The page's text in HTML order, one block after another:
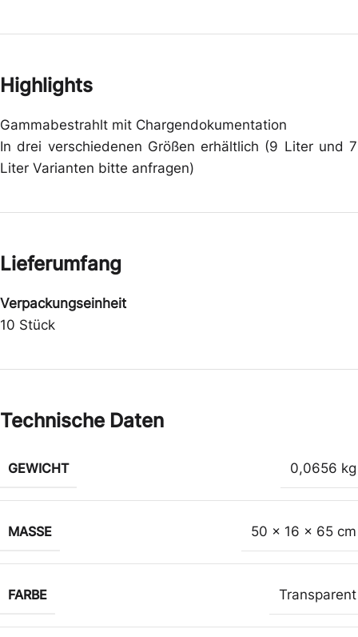
Highlights
Gammabestrahlt mit Chargendokumentation
In drei verschiedenen Größen erhältlich (9 Liter und
Liter Varianten bitte anfragen)
Lieferumfang
Verpackungseinheit
10 Stück
Technische Daten
GEWICHT 0,0656 kg
MASSE 50 x 16 x 65 cm
FARBE Transparent